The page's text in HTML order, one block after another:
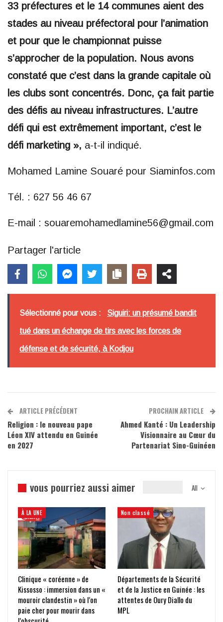
33 préfectures et le 14 communes aient des
stades au niveau préfectoral pour l’animation
et pour que le championnat puisse
s’approcher de la population. Nous avons
constaté que c’est dans la grande capitale où
les clubs sont concentrés. Donc, ça fait partie
des défis au niveau infrastructures. L’autre
défi qui est extrêmement important, c’est le
défi marketing », a-t-il indiqué.
Mohamed Lamine Souaré pour Siaminfos.com
Tél. : 627 56 46 67
E-mail : souaremohamedlamine56@gmail.com
Partager l'article
Sélectionné pour vous : Siguiri: un présumé bandit
tué dans un échange de tirs avec les forces de
défense et de sécurité, à Kodjou
ARTICLE PRÉCÉDENT
Religion : le nouveau pape
Léon XIV attendu en Guinée
en 2027
PROCHAIN ARTICLE
Ahmed Kanté : Un Leadership
Visionnaire au Cœur du
Partenariat Sino-Guinéen
All
vous pourriez aussi aimer
À LA UNE
Clinique « coréenne » de
Kissosso : immersion dans un «
mouroir clandestin » où l’on
paie cher pour mourir dans
Non classé
Départements de la Sécurité
et de la Justice en Guinée : les
attentes de Oury Diallo du
MPL